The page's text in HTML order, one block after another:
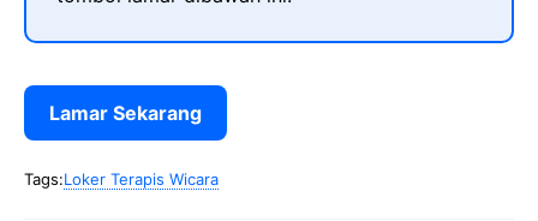
Lamar Sekarang
Tags:Loker Terapis Wicara